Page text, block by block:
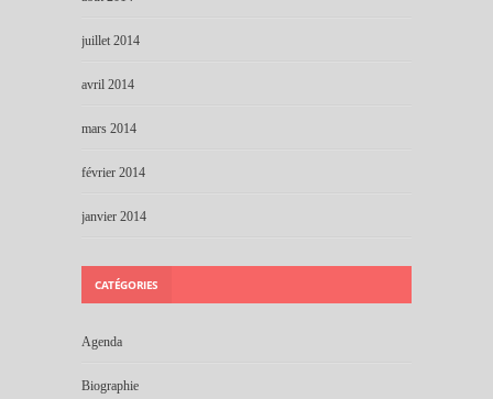
juillet 2014
avril 2014
mars 2014
février 2014
janvier 2014
CATÉGORIES
Agenda
Biographie